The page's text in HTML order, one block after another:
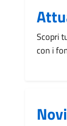
Scopri
con i